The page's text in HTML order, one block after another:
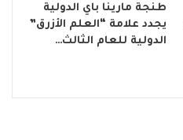
طنجة مارينا باي الدولية
يجدد علامة “العلم الأزرق”
الدولية للعام الثالث…